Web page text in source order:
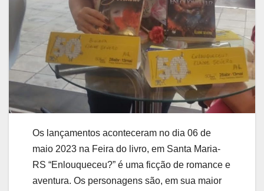
Os lançamentos aconteceram no dia 06 de
maio 2023 na Feira do livro, em Santa Maria-
RS “Enlouqueceu?” é uma ficção de romance e
aventura. Os personagens são, em sua maior